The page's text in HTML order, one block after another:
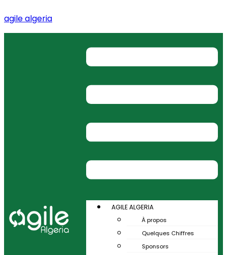
agile algeria
AGILE ALGERIA
À propos
Quelques Chiffres
Sponsors